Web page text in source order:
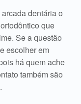
dentária o
que
Se a questão
escolher em
há quem ache
também são